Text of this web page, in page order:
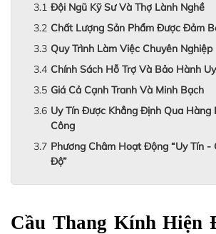
Đội Ngũ Kỹ Sư Và Thợ Lành Nghề
Chất Lượng Sản Phẩm Được Đảm
Quy Trình Làm Việc Chuyên Nghiệp
Chính Sách Hỗ Trợ Và Bảo Hành
Giá Cả Cạnh Tranh Và Minh Bạch
Uy Tín Được Khẳng Định Qua Hàng
Công
Phương Châm Hoạt Động “Uy Tín -
Độ”
Cầu Thang Kính Hiện